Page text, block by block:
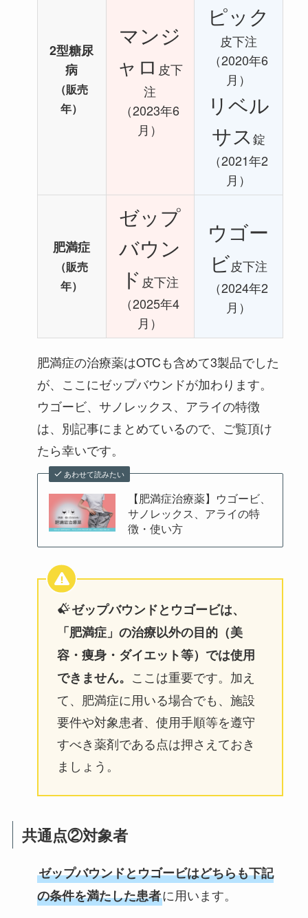
2型糖尿
病
（販売
年）
マンジ
ャロ 皮下
注
（2023年6
月）
ピック
皮下注
（2020年6
月）
リベル
サス錠
（2021年2
月）
肥満症
（販売
年）
ゼップ
バウン
ド 皮下注
（2025年4
月）
ウゴー
ビ皮下注
（2024年2
月）
肥満症の治療薬はOTCも含めて3製品でした
が、ここにゼップバウンドが加わります。
ウゴービ、サノレックス、アライの特徴
は、別記事にまとめているので、ご覧頂け
たら幸いです。
あわせて読みたい
【肥満症治療薬】ウゴービ、
サノレックス、アライの特
徴・使い方
ゼップバウンドとウゴービは、
「肥満症」の治療以外の目的（美
容・痩身・ダイエット等）では使用
できません。 ここは重要です。加え
て、肥満症に用いる場合でも、施設
要件や対象患者、使用手順等を遵守
すべき薬剤である点は押さえておき
ましょう。
共通点②対象者
ゼップバウンドとウゴービはどちらも下記
の条件を満たした患者に用います。